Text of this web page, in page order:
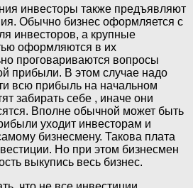
инвесторы также предъявляют
Обычно бизнес оформляется с
инвесторов, а крупные
оформляются в их
проговариваются вопросы
прибыли. В этом случае надо
всю прибыль на начальном
забирать себе , иначе они
Вполне обычной может быть
уходит инвесторам и
бизнесмену. Такова плата
Но при этом бизнесмен
выкупись весь бизнес.